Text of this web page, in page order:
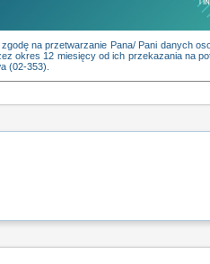
na przetwarzanie Pana/ Pani danych
okres 12 miesięcy od ich przekazania na
(02-353).